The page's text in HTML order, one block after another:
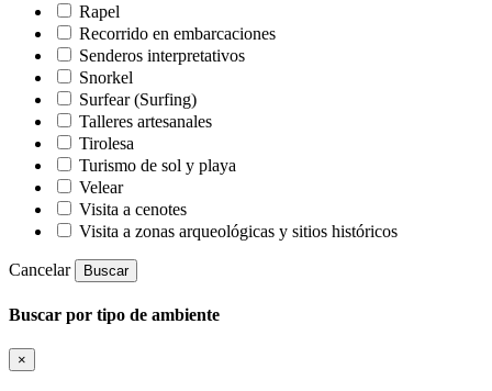
Rapel
Recorrido en embarcaciones
Senderos interpretativos
Snorkel
Surfear (Surfing)
Talleres artesanales
Tirolesa
Turismo de sol y playa
Velear
Visita a cenotes
Visita a zonas arqueológicas y sitios históricos
Cancelar Buscar
Buscar por tipo de ambiente
×